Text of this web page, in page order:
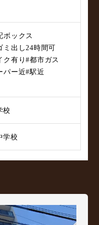
ボックス
ミ出し24時間可
ク有り#都市ガス
パー近#駅近
校
学校